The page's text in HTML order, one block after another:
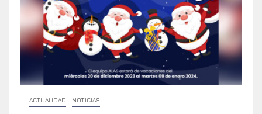
ACTUALIDAD NOTICIAS